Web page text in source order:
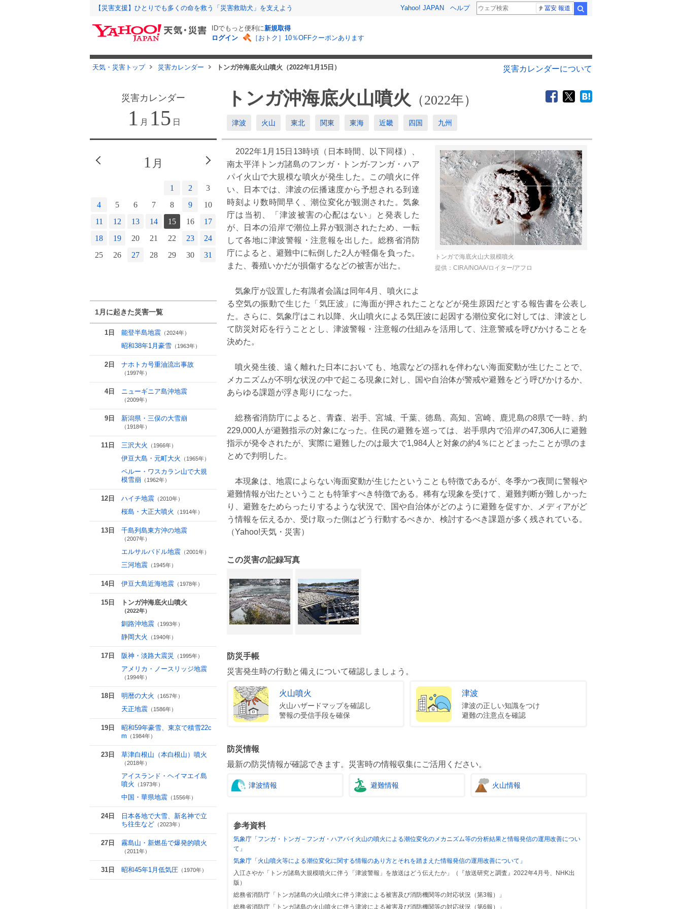
【災害支援】ひとりでも多くの命を救う「災害救助犬」を支えよう Yahoo! JAPAN ヘルプ 冨安 報道
IDでもっと便利に新規取得
ログイン
［おトク］10％OFFクーポンあります
天気・災害トップ 災害カレンダー トンガ沖海底火山噴火（2022年1月15日） 災害カレンダーについて
トンガ沖海底火山噴火 （2022年）
津波 火山 東北 関東 東海 近畿 四国 九州
トンガで海底火山大規模噴火
提供：CIRA/NOAA/ロイター/アフロ
2022年1月15日13時頃（日本時間、以下同様）、
南太平洋トンガ諸島のフンガ・トンガ-フンガ・ハア
パイ火山で大規模な噴火が発生した。この噴火に伴
い、日本では、津波の伝播速度から予想される到達
時刻より数時間早く、潮位変化が観測された。気象
庁は当初、「津波被害の心配はない」と発表した
が、日本の沿岸で潮位上昇が観測されたため、一転
して各地に津波警報・注意報を出した。総務省消防
庁によると、避難中に転倒した2人が軽傷を負った。
また、養殖いかだが損傷するなどの被害が出た。
気象庁が設置した有識者会議は同年4月、噴火によ
る空気の振動で生じた「気圧波」に海面が押されたことなどが発生原因だとする報告書を公表し
た。さらに、気象庁はこれ以降、火山噴火による気圧波に起因する潮位変化に対しては、津波とし
て防災対応を行うこととし、津波警報・注意報の仕組みを活用して、注意警戒を呼びかけることを
決めた。
噴火発生後、遠く離れた日本においても、地震などの揺れを伴わない海面変動が生じたことで、
メカニズムが不明な状況の中で起こる現象に対し、国や自治体が警戒や避難をどう呼びかけるか、
あらゆる課題が浮き彫りになった。
総務省消防庁によると、青森、岩手、宮城、千葉、徳島、高知、宮崎、鹿児島の8県で一時、約
229,000人が避難指示の対象になった。住民の避難を巡っては、岩手県内で沿岸の47,306人に避難
指示が発令されたが、実際に避難したのは最大で1,984人と対象の約4％にとどまったことが県のま
とめで判明した。
本現象は、地震によらない海面変動が生じたということも特徴であるが、冬季かつ夜間に警報や
避難情報が出たということも特筆すべき特徴である。稀有な現象を受けて、避難判断が難しかった
り、避難をためらったりするような状況で、国や自治体がどのように避難を促すか、メディアがど
う情報を伝えるか、受け取った側はどう行動するべきか、検討するべき課題が多く残されている。
（Yahoo!天気・災害）
この災害の記録写真
防災手帳
災害発生時の行動と備えについて確認しましょう。
火山噴火
火山ハザードマップを確認し
警報の受信手段を確保
津波
津波の正しい知識をつけ
避難の注意点を確認
防災情報
最新の防災情報が確認できます。災害時の情報収集にご活用ください。
津波情報 避難情報 火山情報
参考資料
気象庁「フンガ・トンガ－フンガ・ハアパイ火山の噴火による潮位変化のメカニズム等の分析結果と情報発信の運用改善につい
て」
気象庁「火山噴火等による潮位変化に関する情報のあり方とそれを踏まえた情報発信の運用改善について」
入江さやか「トンガ諸島大規模噴火に伴う「津波警報」を放送はどう伝えたか」（『放送研究と調査』2022年4月号、NHK出
版）
総務省消防庁「トンガ諸島の火山噴火に伴う津波による被害及び消防機関等の対応状況（第3報）」
総務省消防庁「トンガ諸島の火山噴火に伴う津波による被害及び消防機関等の対応状況（第6報）」
災害カレンダー
1 月 15 日
1 月
1 2
3
4
5 6 7 8 9
10
11
12 13 14 15 16
17
18
19 20 21 22 23
24
25
26 27 28 29 30 31
2月
1 2 3 5 6
7
8
9 10 11 12 13
14
16 17 18 19 20
21
22
23 24 25 26 27 28
3月
1 2 3 4 6
7
8
9 10 11 13
14
15
16 17 18 20
21
22
23 24 25 27
28
29
30 31
4月
1 2 3
5
6 7 9 10
12
13 14 15 16 17
19
20 21 22 23 24
26
27 28
1月に起きた災害一覧
1日 能登半島地震 （2024年）
昭和38年1月豪雪 （1963年）
2日 ナホトカ号重油流出事故
（1997年）
4日 ニューギニア島沖地震
（2009年）
9日 新潟県・三俣の大雪崩
（1918年）
11日 三沢大火 （1966年）
伊豆大島・元町大火 （1965年）
ペルー・ワスカラン山で大規
模雪崩 （1962年）
12日 ハイチ地震 （2010年）
桜島・大正大噴火 （1914年）
13日 千島列島東方沖の地震
（2007年）
エルサルバドル地震 （2001年）
三河地震 （1945年）
14日 伊豆大島近海地震 （1978年）
15日 トンガ沖海底火山噴火
（2022年）
釧路沖地震 （1993年）
静岡大火 （1940年）
17日 阪神・淡路大震災 （1995年）
アメリカ・ノースリッジ地震
（1994年）
18日 明暦の大火 （1657年）
天正地震 （1586年）
19日
昭和59年豪雪、東京で積雪22c
m （1984年）
23日 草津白根山（本白根山）噴火
（2018年）
アイスランド・ヘイマエイ島
噴火
（1973年）
中国・華県地震 （1556年）
24日
日本各地で大雪、新名神で立
ち往生など （2023年）
27日 霧島山・新燃岳で爆発的噴火
（2011年）
31日 昭和45年1月低気圧 （1970年）